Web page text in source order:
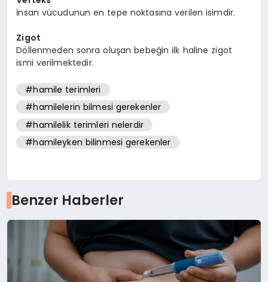
İnsan vücudunun en tepe noktasına verilen isimdir.
Zigot
Döllenmeden sonra oluşan bebeğin ilk haline zigot
ismi verilmektedir.
#hamile terimleri
#hamilelerin bilmesi gerekenler
#hamilelik terimleri nelerdir
#hamileyken bilinmesi gerekenler
Benzer Haberler